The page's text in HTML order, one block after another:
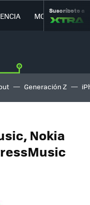
MOVILIDAD
Suscríbete a
Generación Z
Nokia